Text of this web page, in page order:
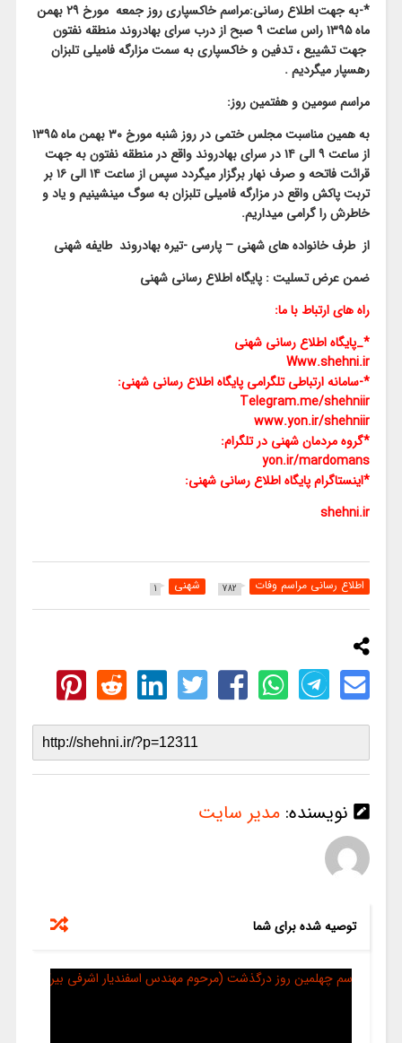
*-به جهت اطلاع رسانی:مراسم خاکسپاری روز جمعه مورخ ۲۹ بهمن
ماه ۱۳۹۵ راس ساعت ۹ صبح از درب سرای بهادروند منطقه نفتون
جهت تشییع ، تدفین و خاکسپاری به سمت مزارگه فامیلی تلبزان
رهسپار میگردیم .
مراسم سومین و هفتمین روز:
به همین مناسبت مجلس ختمی در روز شنبه مورخ ۳۰ بهمن ماه ۱۳۹۵
از ساعت ۹ الی ۱۴ در سرای بهادروند واقع در منطقه نفتون به جهت
قرائت فاتحه و صرف نهار برگزار میگردد سپس از ساعت ۱۴ الی ۱۶ بر
تربت پاکش واقع در مزارگه فامیلی تلبزان به سوگ مینشینیم و یاد و
خاطرش را گرامی میداریم.
از طرف خانواده های شهنی – پارسی -تیره بهادروند طایفه شهنی
ضمن عرض تسلیت : پایگاه اطلاع رسانی شهنی
راه های ارتباط با ما:
*_پایگاه اطلاع رسانی شهنی
Www.shehni.ir
*-سامانه ارتباطی تلگرامی پایگاه اطلاع رسانی شهنی:
Telegram.me/shehniir
www.yon.ir/shehniir
*گروه مردمان شهنی در تلگرام:
yon.ir/mardomans
*اینستاگرام پایگاه اطلاع رسانی شهنی:
shehni.ir
اطلاع رسانی مراسم وفات 782 شهنی
نویسنده: مدیر سایت
توصیه شده برای شما